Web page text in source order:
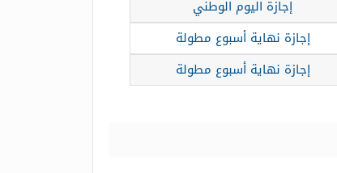
إجازة اليوم الوطني
إجازة نهاية أسبوع مطولة
إجازة نهاية أسبوع مطولة